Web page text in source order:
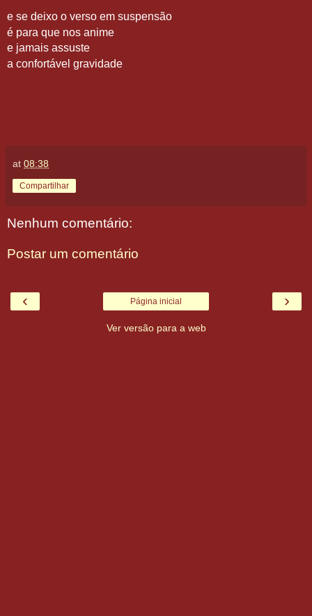
e se deixo o verso em suspensão
é para que nos anime
e jamais assuste
a confortável gravidade
at 08:38
Compartilhar
Nenhum comentário:
Postar um comentário
‹ ›
Página inicial
Ver versão para a web